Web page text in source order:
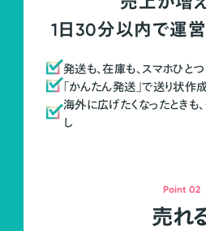
1日30分以内で運
発送も、在庫も、スマホひとつ
「かんたん発送」で送り状作
海外に広げたくなったときも
し
Point 02
売れ